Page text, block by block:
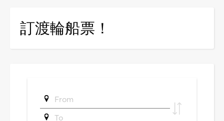
訂渡輪船票！